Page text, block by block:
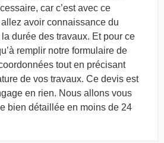
car c’est avec ce
avoir connaissance du
durée des travaux. Et pour ce
remplir notre formulaire de
tout en précisant
de vos travaux. Ce devis est
en rien. Nous allons vous
bien détaillée en moins de 24